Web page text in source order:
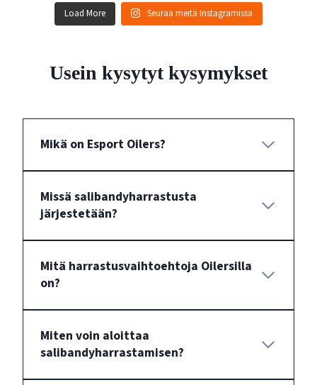
Load More Seuraa meitä Instagramissa
Usein kysytyt kysymykset
Mikä on Esport Oilers?
Missä salibandyharrastusta
järjestetään?
Mitä harrastusvaihtoehtoja Oilersilla
on?
Miten voin aloittaa
salibandyharrastamisen?